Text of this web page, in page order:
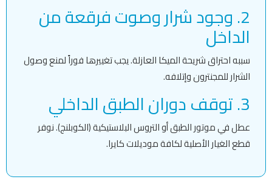
2. وجود شرار وصوت فرقعة من
الداخل
سببه احتراق شريحة الميكا العازلة. يجب تغييرها فوراً لمنع وصول
الشرار للمجنترون وإتلافه.
3. توقف دوران الطبق الداخلي
عطل في موتور الطبق أو التروس البلاستيكية (الكوبلنج). نوفر
قطع الغيار الأصلية لكافة موديلات كايرا.